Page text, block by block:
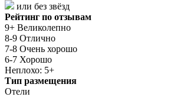
или без звёзд
Рейтинг по отзывам
9+ Великолепно
8-9 Отлично
7-8 Очень хорошо
6-7 Хорошо
Неплохо: 5+
Тип размещения
Отели